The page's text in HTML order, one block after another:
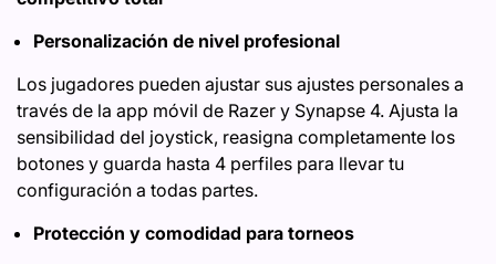
Personalización de nivel profesional
Los jugadores pueden ajustar sus ajustes personales a
través de la app móvil de Razer y Synapse 4. Ajusta la
sensibilidad del joystick, reasigna completamente los
botones y guarda hasta 4 perfiles para llevar tu
configuración a todas partes.
Protección y comodidad para torneos